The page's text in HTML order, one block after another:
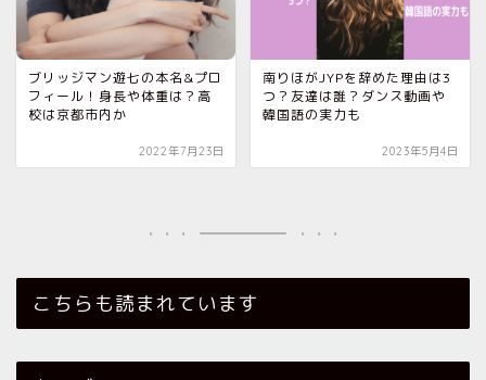
ブリッジマン遊七の本名&プロ
フィール！身長や体重は？高
校は京都市内か
2022年7月23日
南りほがJYPを辞めた理由は3
つ？友達は誰？ダンス動画や
韓国語の実力も
2023年5月4日
こちらも読まれています